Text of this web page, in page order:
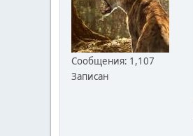
Сообщения: 1,107
Записан